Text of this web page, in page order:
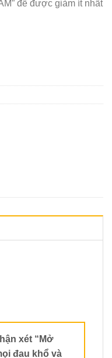
để được giảm ít nhất
xét “Mở
đau khổ và